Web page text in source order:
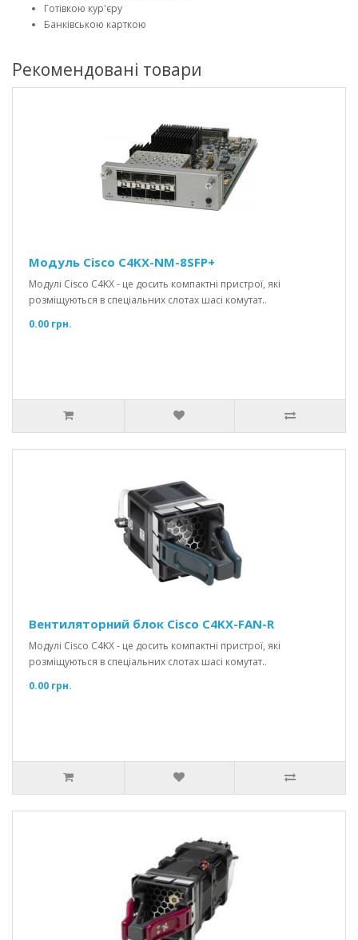
Готівкою кур'єру
Банківською карткою
Рекомендовані товари
Модуль Cisco C4KX-NM-8SFP+
Модулі Cisco C4KX - це досить компактні пристрої, які
розміщуються в спеціальних слотах шасі комутат..
0.00 грн.
Вентиляторний блок Cisco C4KX-FAN-R
Модулі Cisco C4KX - це досить компактні пристрої, які
розміщуються в спеціальних слотах шасі комутат..
0.00 грн.